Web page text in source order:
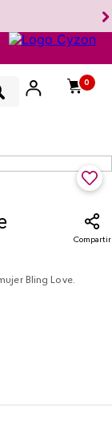
0
Compartir
Bling Love.